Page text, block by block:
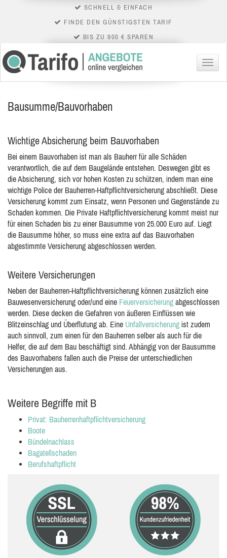
SCHNELL & EINFACH
FINDE DEN GÜNSTIGSTEN TARIF
BIS ZU 900 € SPAREN
Menü
Bausumme/Bauvorhaben
Wichtige Absicherung beim Bauvorhaben
Bei einem Bauvorhaben ist man als Bauherr für alle Schäden
verantwortlich, die auf dem Baugelände entstehen. Deswegen gibt es
die Absicherung, sich vor hohen Kosten zu schützen, indem man eine
wichtige Police der Bauherren-Haftpflichtversicherung abschließt. Diese
Versicherung kommt zum Einsatz, wenn Personen und Gegenstände zu
Schaden kommen. Die Private Haftpflichtversicherung kommt meist nur
für einen Schaden bis zu einer Bausumme von 25.000 Euro auf. Liegt
die Bausumme höher, so muss eine extra auf das Bauvorhaben
abgestimmte Versicherung abgeschlossen werden.
Weitere Versicherungen
Neben der Bauherren-Haftpflichtversicherung können zusätzlich eine
Bauwesenversicherung oder/und eine Feuerversicherung abgeschlossen
werden. Diese decken die Gefahren von äußeren Einflüssen wie
Blitzeinschlag und Überflutung ab. Eine Unfallversicherung ist zudem
auch sinnvoll, zum einen für den Bauherren selber als auch für die
Helfer, die auf dem Bau beschäftigt sind. Abhängig von der Bausumme
des Bauvorhabens fallen auch die Preise der unterschiedlichen
Versicherungen aus.
Weitere Begriffe mit B
Privat: Bauherrenhaftpflichtversicherung
Boote
Bündelnachlass
Bagatellschaden
Berufshaftpflicht